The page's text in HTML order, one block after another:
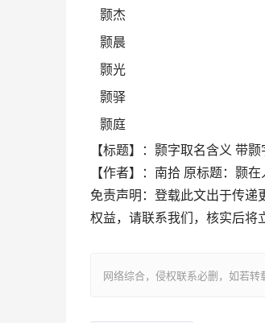
颢杰
颢晨
颢光
颢驿
颢庭
【标题】：颢字取名含义 带
【作者】：南拾 原标题：颢
免责声明：登载此文出于传
权益，请联系我们，核实后将
网络综合，侵权联系必删，如若